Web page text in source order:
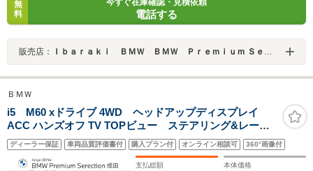
無
料
今すぐ在庫確認・見積依頼
電話する
販売店： Ｉｂａｒａｋｉ ＢＭＷ ＢＭＷ Ｐｒｅｍｉｕｍ Ｓｅｌｅｃｔｉｏｎ 守谷／（株）モトーレンレピオ
ＢＭＷ
i5 M60 xドライブ 4WD ヘッドアップディスプレイ
ACC ハンズオフ TV TOPビュー ステアリング&レーン
コントロールアシスト 衝突被害軽減ブレーキ パーキ
ングアシスト リバースアシスト
ディーラー保証 車両品質評価書付 購入プラン付 オンライン相談可 360°画像付
支払総額 本体価格